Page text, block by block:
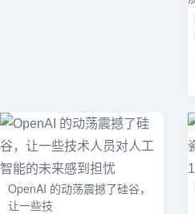
OpenAI 的动荡震撼了硅谷，
让一些技